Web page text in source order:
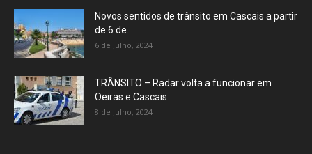
Novos sentidos de trânsito em Cascais a partir
de 6 de...
6 de Julho, 2024
TRÂNSITO – Radar volta a funcionar em
Oeiras e Cascais
8 de Julho, 2024